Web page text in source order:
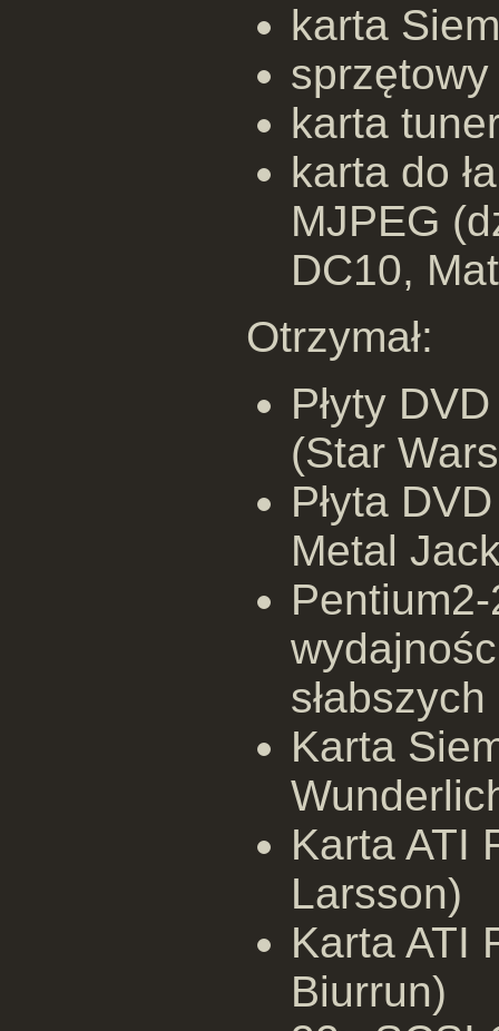
karta
karta
karta do
MJPEG
DC10,
Otrzymał:
Płyty
(Star
Płyta
Metal
Karta
Karta ATI
Larsson)
Karta ATI
Biurrun)